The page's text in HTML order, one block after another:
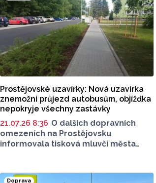
Prostějovské uzavírky: Nová uzavírka
znemožní průjezd autobusům, objížďka
nepokryje všechny zastávky
21.07.26 8:36 O dalších dopravních
omezeních na Prostějovsku
informovala tisková mluvčí města
dvou silnic, jedná se o komunikaci
Doprava